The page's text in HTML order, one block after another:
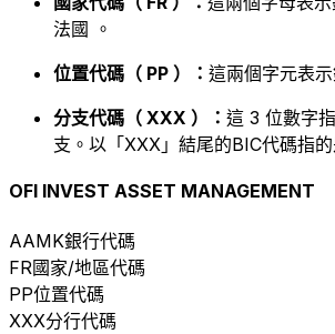
法國 。
位置代碼（ PP ）： 這兩個字元表
分支代碼（ XXX ）： 這 3 位數字
支。以「XXX」結尾的BIC代碼指的
OFI INVEST ASSET MANAGEMENT
AAMK銀行代碼
FR國家/地區代碼
PP位置代碼
XXX分行代碼